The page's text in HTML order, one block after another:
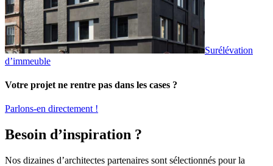
Surélévation
d’immeuble
Votre projet ne rentre pas dans les cases ?
Parlons-en directement !
Besoin d’inspiration ?
Nos dizaines d’architectes partenaires sont sélectionnés pour la